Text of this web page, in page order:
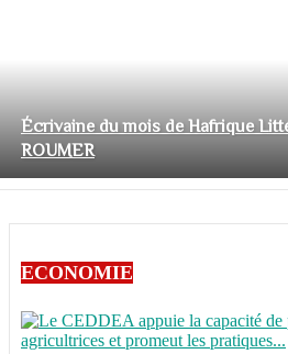
Écrivaine du mois de Hafrique
ROUMER
ECONOMIE